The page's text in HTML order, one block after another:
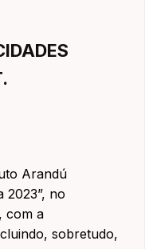
Arandú
2023”, no
com a
sobretudo,